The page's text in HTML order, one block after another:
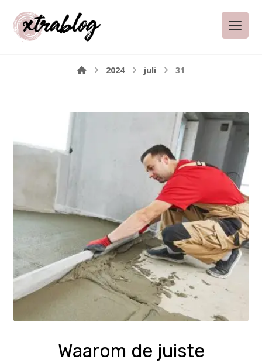
2024 juli 31
Waarom de juiste